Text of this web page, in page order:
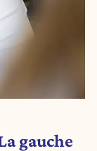
gauche